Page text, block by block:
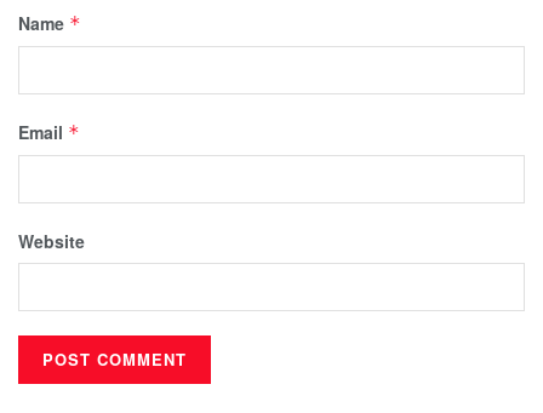
Name *
Email *
Website